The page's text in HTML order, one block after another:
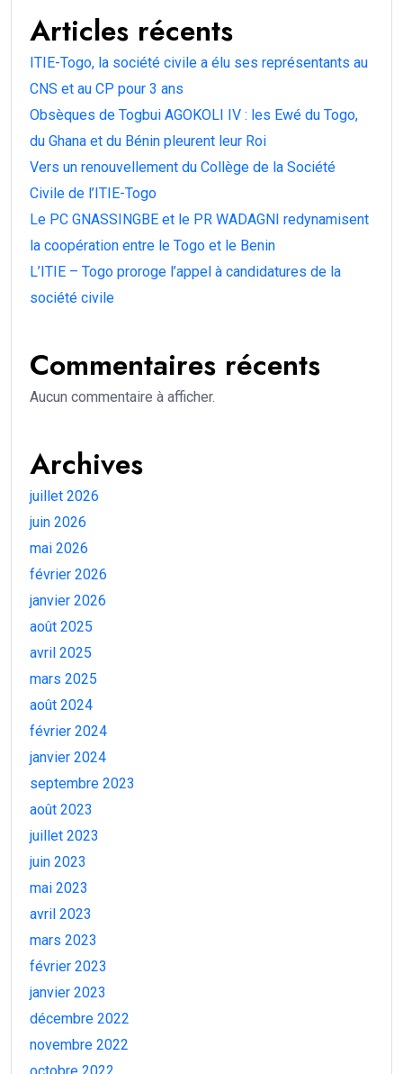
Articles récents
ITIE-Togo, la société civile a élu ses représentants au
CNS et au CP pour 3 ans
Obsèques de Togbui AGOKOLI IV : les Ewé du Togo,
du Ghana et du Bénin pleurent leur Roi
Vers un renouvellement du Collège de la Société
Civile de l’ITIE-Togo
Le PC GNASSINGBE et le PR WADAGNI redynamisent
la coopération entre le Togo et le Benin
L’ITIE – Togo proroge l’appel à candidatures de la
société civile
Commentaires récents
Aucun commentaire à afficher.
Archives
juillet 2026
juin 2026
mai 2026
février 2026
janvier 2026
août 2025
avril 2025
mars 2025
août 2024
février 2024
janvier 2024
septembre 2023
août 2023
juillet 2023
juin 2023
mai 2023
avril 2023
mars 2023
février 2023
janvier 2023
décembre 2022
novembre 2022
octobre 2022